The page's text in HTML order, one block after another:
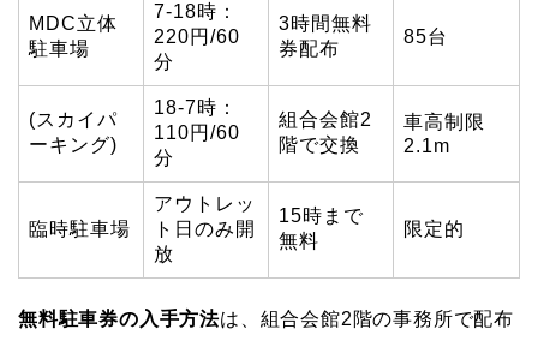
MDC立体
駐車場
7-18時：
220円/60
分
3時間無料
券配布
85台
(スカイパ
ーキング)
18-7時：
110円/60
分
組合会館2
階で交換
車高制限
2.1m
臨時駐車場
アウトレッ
ト日のみ開
放
15時まで
無料
限定的
無料駐車券の入手方法は、組合会館2階の事務所で配布